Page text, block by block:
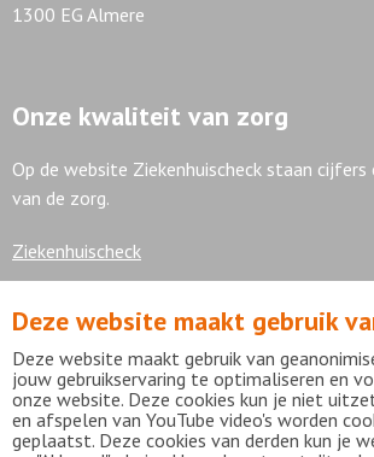
1300 EG Almere
Onze kwaliteit van zorg
Op de website Ziekenhuischeck staan
van de zorg.
Ziekenhuischeck
7,9
Bekijk alle waarderingen
Deze website maakt gebruik
Deze website maakt gebruik van
jouw gebruikservaring te optimaliseren en
onze website. Deze cookies kun je niet
en afspelen van YouTube video's worden
geplaatst. Deze cookies van derden kun je